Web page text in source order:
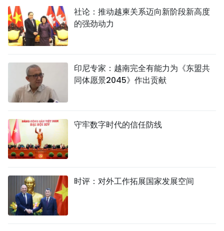
社论：推动越柬关系迈向新阶段新高度
的强劲动力
印尼专家：越南完全有能力为《东盟共
同体愿景2045》作出贡献
守牢数字时代的信任防线
时评：对外工作拓展国家发展空间